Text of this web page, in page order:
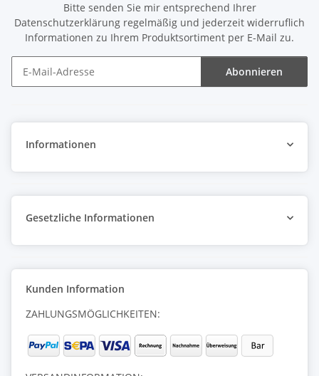
Bitte senden Sie mir entsprechend Ihrer
Datenschutzerklärung regelmäßig und jederzeit widerruflich
Informationen zu Ihrem Produktsortiment per E-Mail zu.
Abonnieren
Informationen
Gesetzliche Informationen
Kunden Information
ZAHLUNGSMÖGLICHKEITEN: